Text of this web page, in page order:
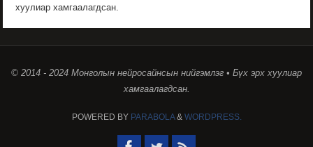
хуулиар хамгаалагдсан.
© 2014 - 2024 Монголын нейросайнсын нийгэмлэг • Бүх эрх хуулиар
хамгаалагдсан.
POWERED BY PARABOLA& WORDPRESS.